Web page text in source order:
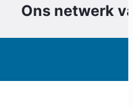
Ons netwerk